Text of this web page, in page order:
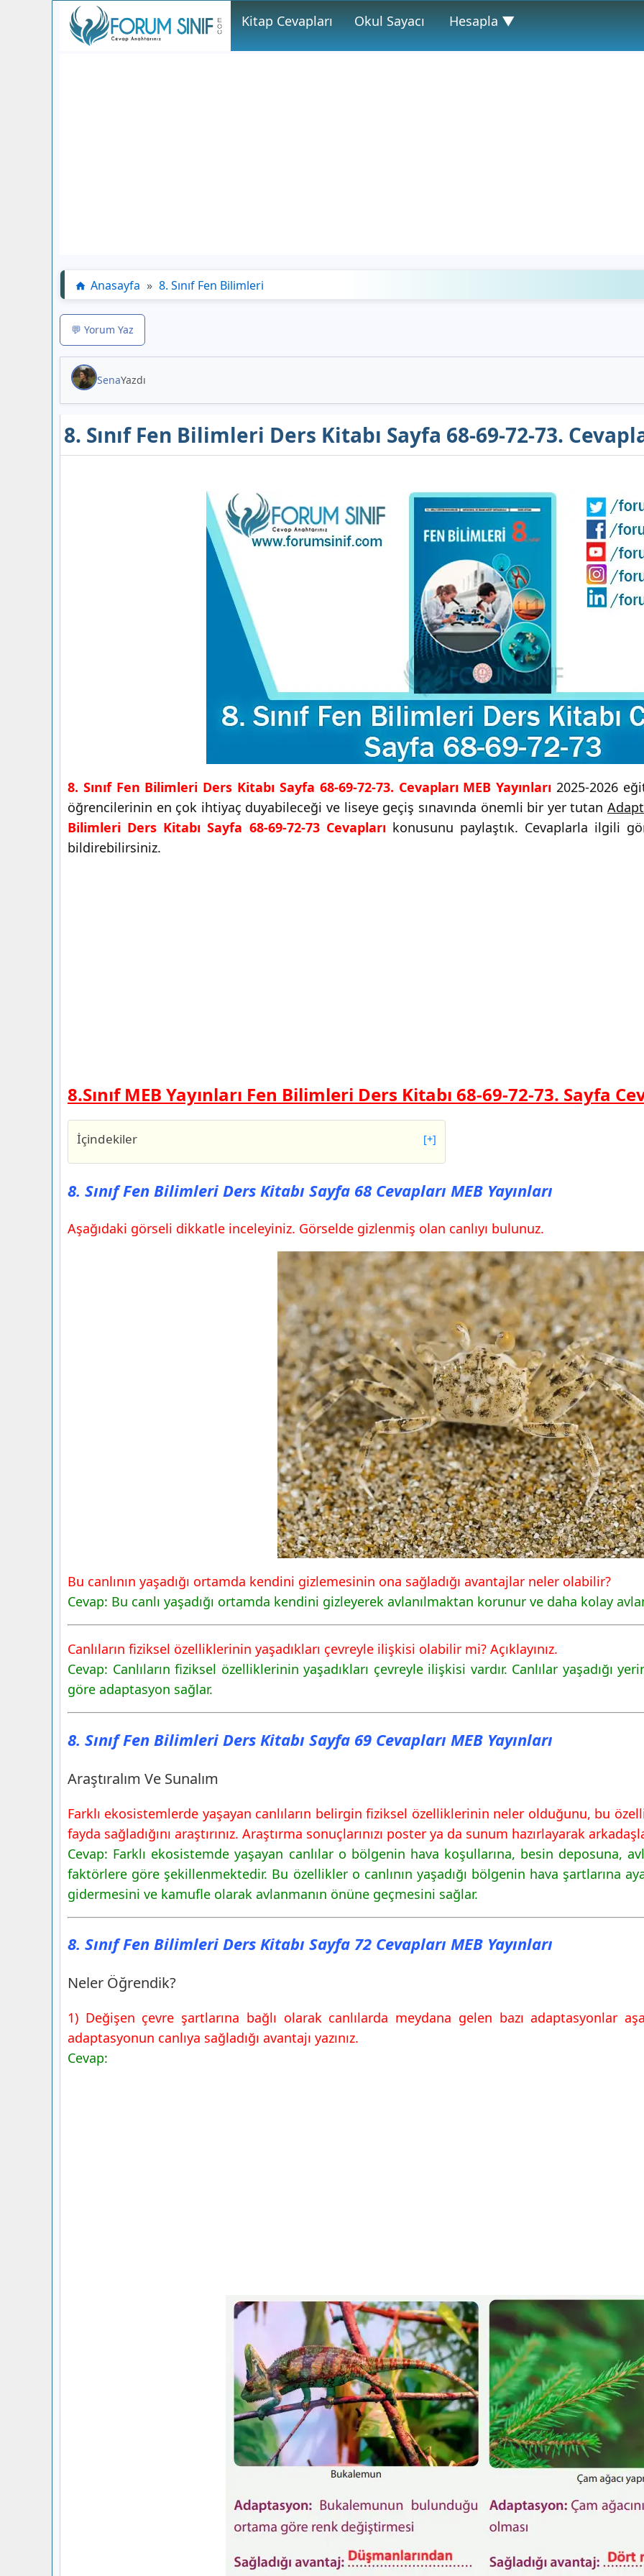
Kitap Cevapları Okul Sayacı Hesapla ▼
Anasayfa » 8. Sınıf Fen Bilimleri
💬 Yorum Yaz
SenaYazdı
8. Sınıf Fen Bilimleri Ders Kitabı Sayfa 68-69-72-73.
8. Sınıf Fen Bilimleri Ders Kitabı Sayfa 68-69-72-73. Cevapları MEB Yayınları 2025-2026
öğrencilerinin en çok ihtiyaç duyabileceği ve liseye geçiş sınavında önemli bir yer tutan
Bilimleri Ders Kitabı Sayfa 68-69-72-73 Cevaplarıkonusunu paylaştık. Cevaplarla ilgili
bildirebilirsiniz.
8.Sınıf MEB Yayınları Fen Bilimleri Ders Kitabı 68-69-72-73. Sayfa
İçindekiler [+]
8. Sınıf Fen Bilimleri Ders Kitabı Sayfa 68 Cevapları MEB
Yayınları
8. Sınıf Fen Bilimleri Ders Kitabı Sayfa 69 Cevapları MEB
Yayınları
Araştıralım Ve Sunalım
8. Sınıf Fen Bilimleri Ders Kitabı Sayfa 72 Cevapları MEB
8. Sınıf Fen Bilimleri Ders Kitabı Sayfa 73 Cevapları MEB
8. Sınıf Fen Bilimleri Ders Kitabı Sayfa 68 Cevapları MEB Yayınları
Aşağıdaki görseli dikkatle inceleyiniz. Görselde gizlenmiş olan canlıyı bulunuz.
Bu canlının yaşadığı ortamda kendini gizlemesinin ona sağladığı avantajlar neler olabilir?
Cevap: Bu canlı yaşadığı ortamda kendini gizleyerek avlanılmaktan korunur ve daha kolay
Canlıların fiziksel özelliklerinin yaşadıkları çevreyle ilişkisi olabilir mi? Açıklayınız.
Cevap: Canlıların fiziksel özelliklerinin yaşadıkları çevreyle ilişkisi vardır. Canlılar yaşadığı
göre adaptasyon sağlar.
8. Sınıf Fen Bilimleri Ders Kitabı Sayfa 69 Cevapları MEB Yayınları
Araştıralım Ve Sunalım
Farklı ekosistemlerde yaşayan canlıların belirgin fiziksel özelliklerinin neler olduğunu, bu
fayda sağladığını araştırınız. Araştırma sonuçlarınızı poster ya da sunum hazırlayarak
Cevap: Farklı ekosistemde yaşayan canlılar o bölgenin hava koşullarına, besin deposuna,
faktörlere göre şekillenmektedir. Bu özellikler o canlının yaşadığı bölgenin hava şartlarına
gidermesini ve kamufle olarak avlanmanın önüne geçmesini sağlar.
8. Sınıf Fen Bilimleri Ders Kitabı Sayfa 72 Cevapları MEB Yayınları
Neler Öğrendik?
1) Değişen çevre şartlarına bağlı olarak canlılarda meydana gelen bazı adaptasyonlar
adaptasyonun canlıya sağladığı avantajı yazınız.
Cevap: